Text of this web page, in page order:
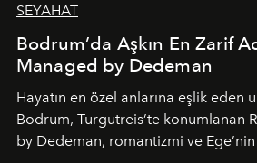
SEYAHAT
Bodrum’da Aşkın En Zarif
Managed by Dedeman
Hayatın en özel anlarına eşlik
Bodrum, Turgutreis’te konumlanan
by Dedeman, romantizmi ve